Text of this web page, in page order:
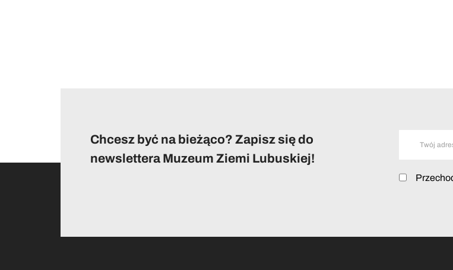
Chcesz być na bieżąco? Zapisz się do
newslettera Muzeum Ziemi Lubuskiej!